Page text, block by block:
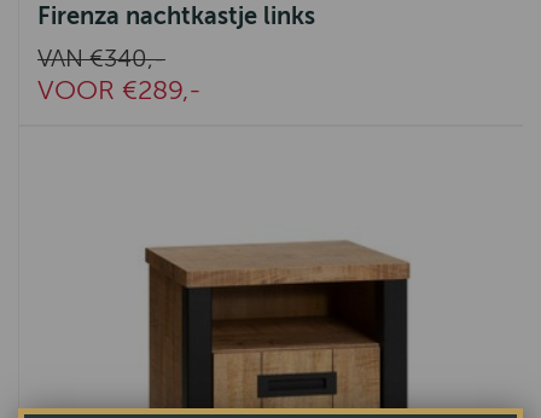
Firenza nachtkastje links
VAN €340,-
VOOR €289,-